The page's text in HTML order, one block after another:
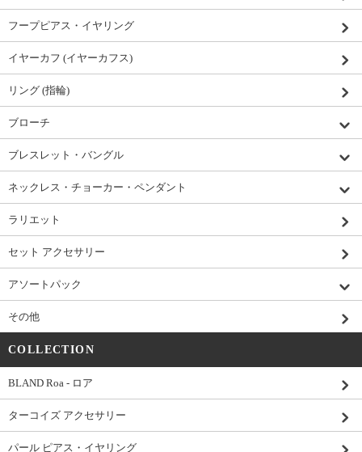
フープピアス・イヤリング
イヤーカフ (イヤーカフス)
リング (指輪)
ブローチ
ブレスレット・バングル
ネックレス・チョーカー・ペンダント
ラリエット
セット アクセサリー
アソートパック
その他
COLLECTION
BLAND Roa - ロア
ターコイズ アクセサリー
パール ピアス・イヤリング